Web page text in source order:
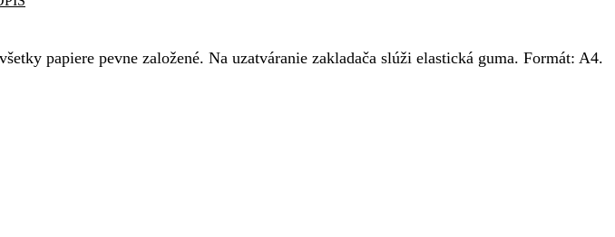
papiere pevne založené. Na uzatváranie zakladača slúži elastická guma. Formát: A4.